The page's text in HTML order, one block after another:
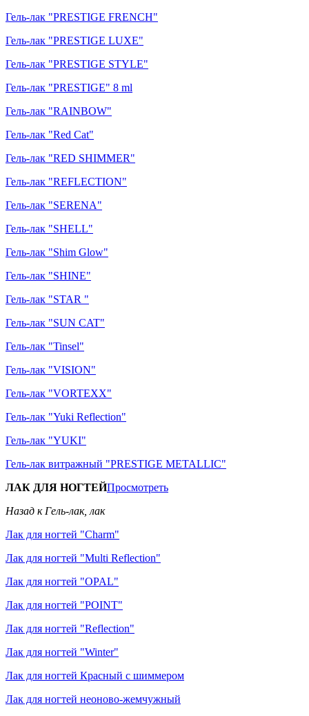
Гель-лак "PRESTIGE FRENCH"
Гель-лак "PRESTIGE LUXE"
Гель-лак "PRESTIGE STYLE"
Гель-лак "PRESTIGE" 8 ml
Гель-лак "RAINBOW"
Гель-лак "Red Cat"
Гель-лак "RED SHIMMER"
Гель-лак "REFLECTION"
Гель-лак "SERENA"
Гель-лак "SHELL"
Гель-лак "Shim Glow"
Гель-лак "SHINE"
Гель-лак "STAR "
Гель-лак "SUN CAT"
Гель-лак "Tinsel"
Гель-лак "VISION"
Гель-лак "VORTEXX"
Гель-лак "Yuki Reflection"
Гель-лак "YUKI"
Гель-лак витражный "PRESTIGE METALLIC"
ЛАК ДЛЯ НОГТЕЙПросмотреть
Назад к Гель-лак, лак
Лак для ногтей "Charm"
Лак для ногтей "Multi Reflection"
Лак для ногтей "OPAL"
Лак для ногтей "POINT"
Лак для ногтей "Reflection"
Лак для ногтей "Winter"
Лак для ногтей Красный с шиммером
Лак для ногтей неоново-жемчужный